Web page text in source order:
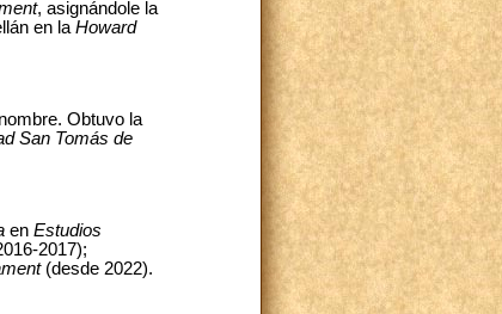
, asignándole la
en la Howard
Obtuvo la
San Tomás de
en Estudios
2017);
(desde 2022).